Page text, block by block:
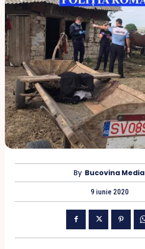
By Bucovina Media
9 iunie 2020